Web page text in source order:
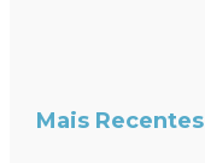
Mais Recentes